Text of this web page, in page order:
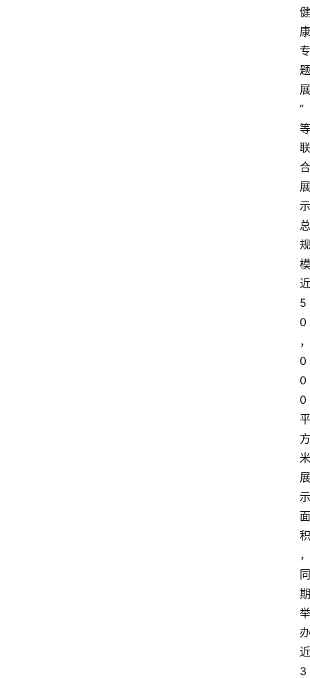
健
康
专
题
展
”
等
联
合
展
示
总
规
模
近
5
0
，
0
0
0
平
方
米
展
示
面
积
，
同
期
举
办
近
3